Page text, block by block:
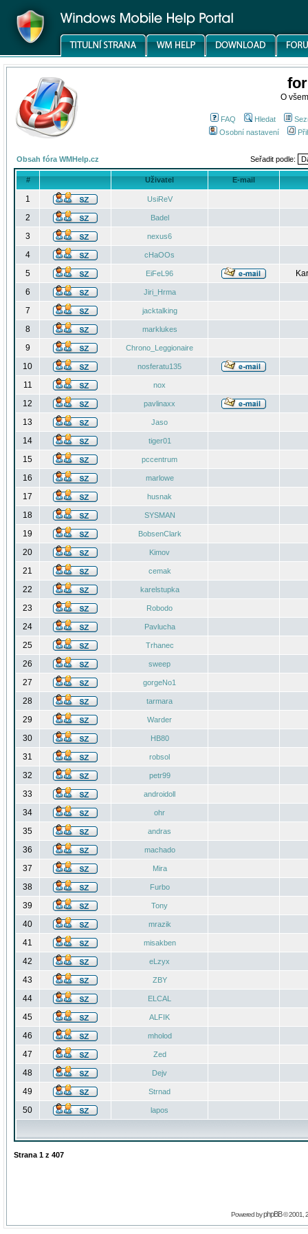
O
FAQ Hledat
Osobní nastavení
Obsah fóra WMHelp.cz Seřadit podle:
# Uživatel E-mail
1 UsiReV
2 Badel
3 nexus6
4 cHaOOs
5 EiFeL96
6
Jiri_Hrma
7 jacktalking
8 marklukes
9 Chrono_Leggionaire
10 nosferatu135
11 nox
12 pavlinaxx
13 Jaso
14 tiger01
15 pccentrum
16 marlowe
17 husnak
18 SYSMAN
19 BobsenClark
20 Kimov
21 cemak
22 karelstupka
23 Robodo
24 Pavlucha
25 Trhanec
26 sweep
27 gorgeNo1
28 tarmara
29 Warder
30 HB80
31 robsol
32 petr99
33 androidoll
34 ohr
35 andras
36 machado
37 Mira
38 Furbo
39 Tony
40 mrazik
41 misakben
42 eLzyx
43 ZBY
44 ELCAL
45 ALFIK
46 mholod
47 Zed
48 Dejv
49 Strnad
50 lapos
Strana 1 z 407
Powered byphpBB© 2001,